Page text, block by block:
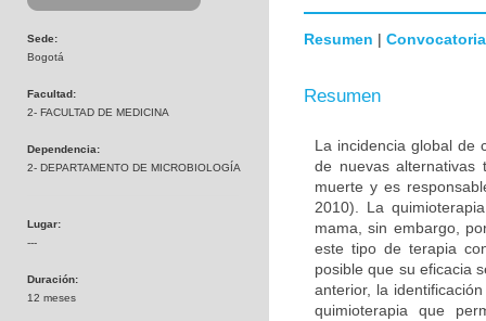
Sede:
Bogotá
Facultad:
2- FACULTAD DE MEDICINA
Dependencia:
2- DEPARTAMENTO DE MICROBIOLOGÍA
Lugar:
---
Duración:
12 meses
Resumen | Convocatoria
Resumen
La incidencia global de
de nuevas alternativas
muerte y es
2010). La
mama, sin embargo,
este tipo de terapia
posible que su eficacia
anterior, la
quimioterapia que